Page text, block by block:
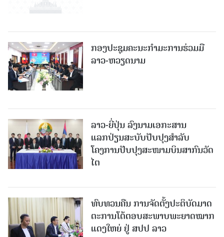
ກອງປະຊຸມຄະນະກຳມະການຮ່ວມມື
ລາວ-ຫວຽດນາມ
ລາວ-ຍີ່ປຸ່ນ ລົງນາມເອກະສານ
ແລກປ່ຽນສະບັບປັບປຸງສໍາລັບ
ໂຄງການປັບປຸງສະໜາມບິນສາກົນວັດ
ໄຕ
ທົບທວນຄືນ ການຈັດຕັ້ງປະຕິບັດມາດ
ຕະການໂຕ້ຕອບສະພາບພະຍາດໝາກ
ແດງໃຫຍ່ ຢູ່ ສປປ ລາວ